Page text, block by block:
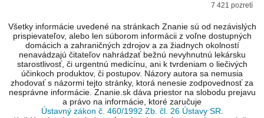
7 421 pozretí
Všetky informácie uvedené na stránkach Znanie sú od nezávislých
prispievateľov, alebo len súborom informácii z voľne dostupných
domácich a zahraničných zdrojov a za žiadnych okolností
nenavádzajú čitateľov nahrádzať bežnú nevyhnutnú lekársku
starostlivosť, či urgentnú medicínu, ani k tvrdeniam o liečivých
účinkoch produktov, či postupov. Názory autora sa nemusia
zhodovať s názormi tejto stránky, ktorá nenesie zodpovednosť za
nesprávne informácie. Znanie.sk dáva priestor na slobodu prejavu
a právo na informácie, ktoré zaručuje
Ústavný zákon č. 460/1992 Zb. čl. 26 Ústavy SR